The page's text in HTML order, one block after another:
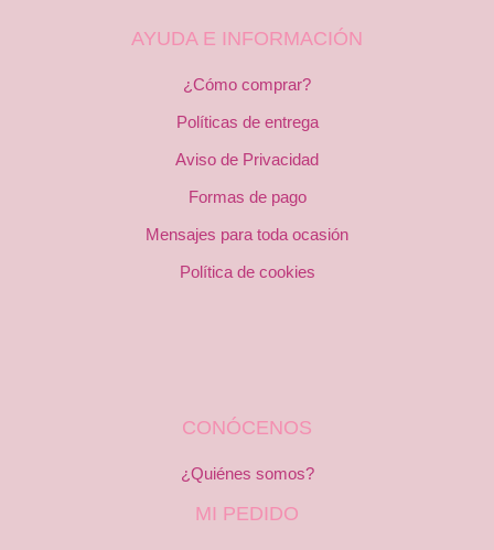
AYUDA E INFORMACIÓN
¿Cómo comprar?
Políticas de entrega
Aviso de Privacidad
Formas de pago
Mensajes para toda ocasión
Política de cookies
CONÓCENOS
¿Quiénes somos?
MI PEDIDO